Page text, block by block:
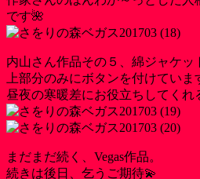
です🌺
内山さん作品その５、綿ジャケッ
上部分のみにボタンを付けていま
昼夜の寒暖差にお役立ちしてくれ
まだまだ続く、Vegas作品。
続きは後日、乞うご期待💫